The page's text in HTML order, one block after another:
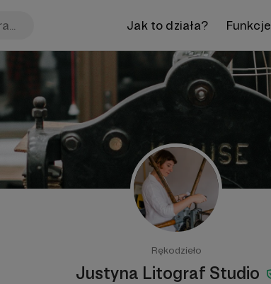
Jak to działa? Funkcje
Rękodzieło
Justyna Litograf Studio